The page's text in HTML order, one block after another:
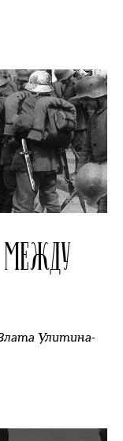
МЕЖДУ
Улитина-